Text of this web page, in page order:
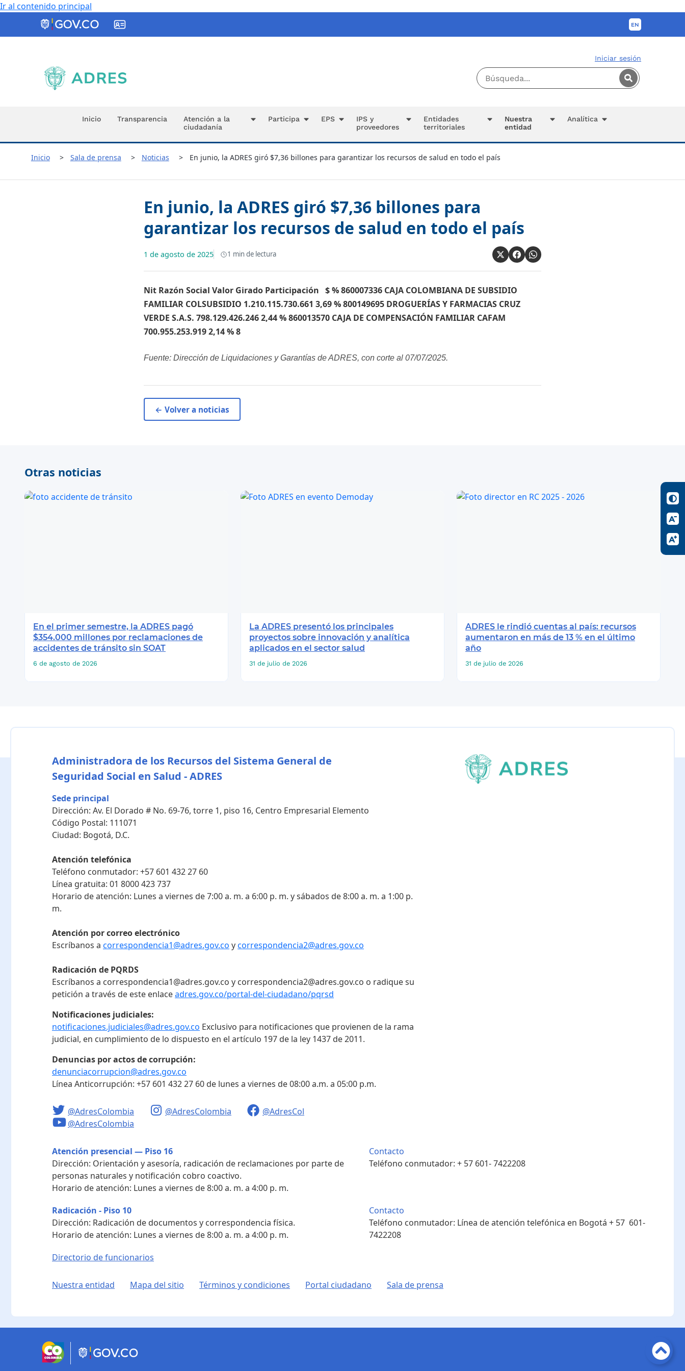
Ir al contenido principal
Iniciar sesión
ADRES
Inicio Transparencia
Atención a la
ciudadanía
Participa EPS
IPS y
proveedores
Entidades
territoriales
Nuestra
entidad
Analítica
Inicio Sala de prensa Noticias En junio, la ADRES giró $7,36 billones para garantizar los recursos de salud en todo el país
En junio, la ADRES giró $7,36 billones para
garantizar los recursos de salud en todo el país
1 de agosto de 2025 1 min de lectura
Nit Razón Social Valor Girado Participación ​ ​ $ % 860007336 CAJA COLOMBIANA DE SUBSIDIO
FAMILIAR COLSUBSIDIO 1.210.115.730.661 3,69 % 800149695 DROGUERÍAS Y FARMACIAS CRUZ
VERDE S.A.S. 798.129.426.246 2,44 % 860013570 CAJA DE COMPENSACIÓN FAMILIAR CAFAM
700.955.253.919 2,14 % 8
Fuente: Dirección de Liquidaciones y Garantías de ADRES, con corte al 07/07/2025.
← Volver a noticias
Otras noticias
En el primer semestre, la ADRES pagó
$354.000 millones por reclamaciones de
accidentes de tránsito sin SOAT
6 de agosto de 2026
La ADRES presentó los principales
proyectos sobre innovación y analítica
aplicados en el sector salud
31 de julio de 2026
ADRES le rindió cuentas al país: recursos
aumentaron en más de 13 % en el último
año
31 de julio de 2026
Administradora de los Recursos del Sistema General de
Seguridad Social en Salud - ADRES
Sede principal
Dirección: Av. El Dorado # No. 69-76, torre 1, piso 16, Centro Empresarial Elemento
Código Postal: 111071
Ciudad: Bogotá, D.C.
Atención telefónica
Teléfono conmutador: +57 601 432 27 60
Línea gratuita: 01 8000 423 737
Horario de atención: Lunes a viernes de 7:00 a. m. a 6:00 p. m. y sábados de 8:00 a. m. a 1:00 p.
m.
Atención por correo electrónico
Escríbanos a correspondencia1@adres.gov.co ycorrespondencia2@adres.gov.co
Radicación de PQRDS
Escríbanos a correspondencia1@adres.gov.co y correspondencia2@adres.gov.co o radique su
petición a través de este enlaceadres.gov.co/portal-del-ciudadano/pqrsd
Notificaciones judiciales:
notificaciones.judiciales@adres.gov.co Exclusivo para notificaciones que provienen de la rama
judicial, en cumplimiento de lo dispuesto en el artículo 197 de la ley 1437 de 2011.
Denuncias por actos de corrupción:
denunciacorrupcion@adres.gov.co
Línea Anticorrupción: +57 601 432 27 60 de lunes a viernes de 08:00 a.m. a 05:00 p.m.
@AdresColombia @AdresColombia
@AdresCol
@AdresColombia
Atención presencial — Piso 16
Dirección: Orientación y asesoría, radicación de reclamaciones por parte de
personas naturales y notificación cobro coactivo.
Horario de atención: Lunes a viernes de 8:00 a. m. a 4:00 p. m.
Contacto
Teléfono conmutador: + 57 601- 7422208
Radicación - Piso 10
Dirección: Radicación de documentos y correspondencia física.
Horario de atención: Lunes a viernes de 8:00 a. m. a 4:00 p. m.
Contacto
Teléfono conmutador: Línea de atención telefónica en Bogotá ​+ 57 601-
7422208
Directorio de funcionarios
Nuestra entidad Mapa del sitio Términos y condiciones Portal ciudadano Sala de prensa